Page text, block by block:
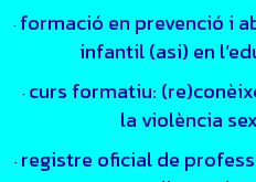
· formació en prevenció i
infantil (asi) en
· curs formatiu:
la violència
· registre oficial de